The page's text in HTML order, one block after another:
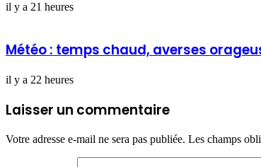
il y a 21 heures
Météo : temps chaud, averses
il y a 22 heures
Laisser un commentaire
Votre adresse e-mail ne sera pas publiée. Les champs